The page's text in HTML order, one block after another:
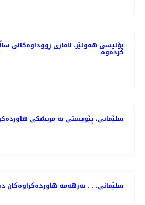
كردەوە
سلێمانی. . . به‌رهه‌مه‌ هاورده‌كراوه‌كان